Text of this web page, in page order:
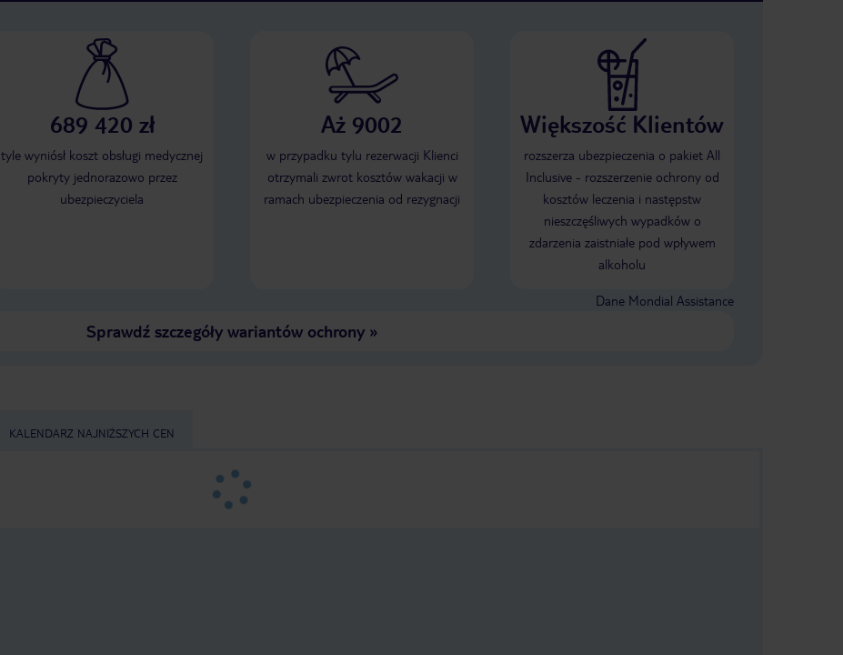
689 420 zł
tyle wyniósł koszt obsługi medycznej
pokryty jednorazowo przez
ubezpieczyciela
Aż 9002
w przypadku tylu rezerwacji Klienci
otrzymali zwrot kosztów wakacji w
ramach ubezpieczenia od rezygnacji
Większość Klientów
rozszerza ubezpieczenia o pakiet All
Inclusive - rozszerzenie ochrony od
kosztów leczenia i następstw
nieszczęśliwych wypadków o
zdarzenia zaistniałe pod wpływem
alkoholu
Dane Mondial Assistance
Sprawdź szczegóły wariantów ochrony»
KALENDARZ NAJNIŻSZYCH CEN